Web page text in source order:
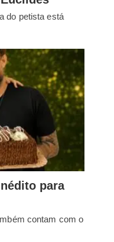
do petista está
para
contam com o